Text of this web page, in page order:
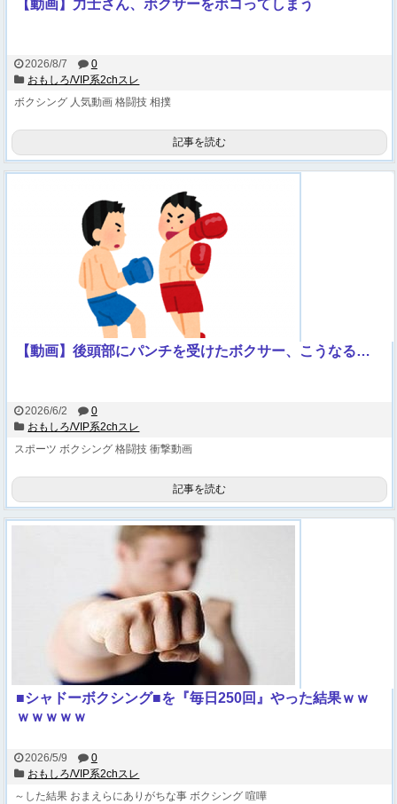
【動画】力士さん、ボクサーをボコってしまう
2026/8/7
0
おもしろ/VIP系2chスレ
ボクシング 人気動画 格闘技 相撲
記事を読む
【動画】後頭部にパンチを受けたボクサー、こうなる…
2026/6/2
0
おもしろ/VIP系2chスレ
スポーツ ボクシング 格闘技 衝撃動画
記事を読む
■シャドーボクシング■を『毎日250回』やった結果ｗｗ
ｗｗｗｗｗ
2026/5/9
0
おもしろ/VIP系2chスレ
～した結果 おまえらにありがちな事 ボクシング 喧嘩